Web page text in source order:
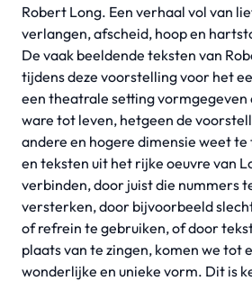
Robert Long. Een verhaal vol van
verlangen, afscheid, hoop en
De vaak beeldende teksten van
tijdens deze voorstelling voor het
een theatrale setting vormgegeven
ware tot leven, hetgeen de
andere en hogere dimensie weet
en teksten uit het rijke oeuvre van
verbinden, door juist die nummers
versterken, door bijvoorbeeld
of refrein te gebruiken, of door
plaats van te zingen, komen we tot
wonderlijke en unieke vorm. Dit is